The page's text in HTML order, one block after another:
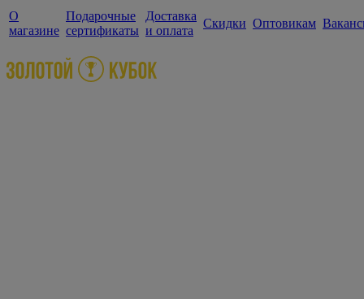
О
магазине
Подарочные
сертификаты
Доставка
и оплата
Скидки Оптовикам